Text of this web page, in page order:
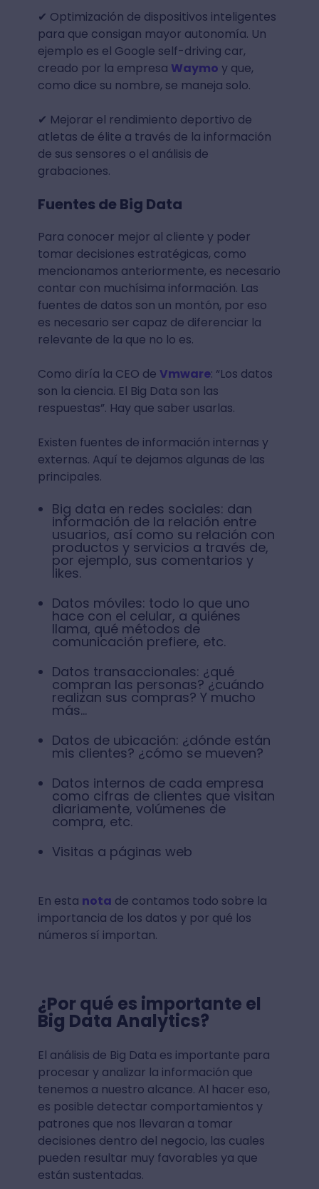
✔ ️Optimización de dispositivos inteligentes
para que consigan mayor autonomía. Un
ejemplo es el Google self-driving car,
creado por la empresa Waymo y que,
como dice su nombre, se maneja solo.
✔ ️Mejorar el rendimiento deportivo de
atletas de élite a través de la información
de sus sensores o el análisis de
grabaciones.
Fuentes de Big Data
Para conocer mejor al cliente y poder
tomar decisiones estratégicas, como
mencionamos anteriormente, es necesario
contar con muchísima información. Las
fuentes de datos son un montón, por eso
es necesario ser capaz de diferenciar la
relevante de la que no lo es.
Como diría la CEO de Vmware: “Los datos
son la ciencia. El Big Data son las
respuestas”. Hay que saber usarlas.
Existen fuentes de información internas y
externas. Aquí te dejamos algunas de las
principales.
Big data en redes sociales: dan
información de la relación entre
usuarios, así como su relación con
productos y servicios a través de,
por ejemplo, sus comentarios y
likes.
Datos móviles: todo lo que uno
hace con el celular, a quiénes
llama, qué métodos de
comunicación prefiere, etc.
Datos transaccionales: ¿qué
compran las personas? ¿cuándo
realizan sus compras? Y mucho
más…
Datos de ubicación: ¿dónde están
mis clientes? ¿cómo se mueven?
Datos internos de cada empresa
como cifras de clientes que visitan
diariamente, volúmenes de
compra, etc.
Visitas a páginas web
En esta nota de contamos todo sobre la
importancia de los datos y por qué los
números sí importan.
¿Por qué es importante el
Big Data Analytics?
El análisis de Big Data es importante para
procesar y analizar la información que
tenemos a nuestro alcance. Al hacer eso,
es posible detectar comportamientos y
patrones que nos llevaran a tomar
decisiones dentro del negocio, las cuales
pueden resultar muy favorables ya que
están sustentadas.